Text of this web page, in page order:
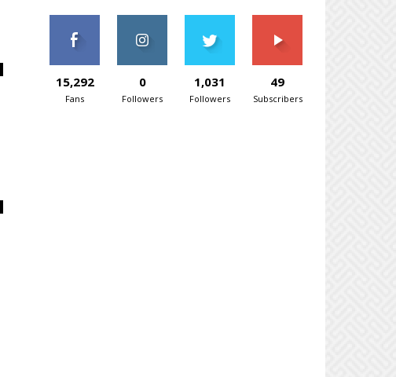
15,292
Fans
0
Followers
1,031
Followers
49
Subscribers